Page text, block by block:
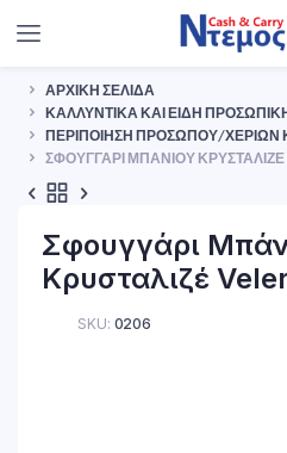
ΑΡΧΙΚΉ ΣΕΛΊΔΑ
ΚΑΛΛΥΝΤΙΚΆ ΚΑΙ ΕΊΔΗ
ΠΕΡΙΠΟΊΗΣΗ ΠΡΟΣΏΠΟΥ/ΧΕΡΙΏΝ
ΣΦΟΥΓΓΆΡΙ ΜΠΆΝΙΟΥ ΚΡΥΣΤΑΛΙΖΈ
Σφουγγάρι
Κρυσταλιζέ
SKU: 0206